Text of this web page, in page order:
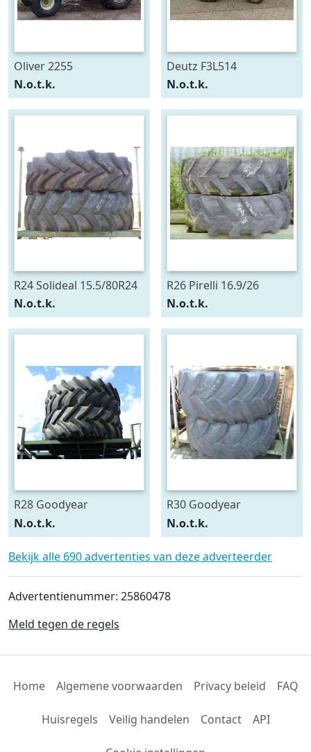
Oliver 2255
N.o.t.k.
Deutz F3L514
N.o.t.k.
R24 Solideal 15.5/80R24
N.o.t.k.
R26 Pirelli 16.9/26
N.o.t.k.
R28 Goodyear
540/75R28
N.o.t.k.
R30 Goodyear
600/70R30
N.o.t.k.
Bekijk alle 690 advertenties van deze adverteerder
Advertentienummer: 25860478
Meld tegen de regels
Home Algemene voorwaarden Privacy beleid FAQ
Huisregels Veilig handelen Contact API